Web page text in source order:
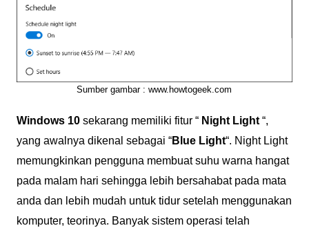
Sumber gambar : www.howtogeek.com
Windows 10sekarang memiliki fitur “Night Light“,
yang awalnya dikenal sebagai “Blue Light“. Night Light
memungkinkan pengguna membuat suhu warna hangat
pada malam hari sehingga lebih bersahabat pada mata
anda dan lebih mudah untuk tidur setelah menggunakan
komputer, teorinya. Banyak sistem operasi telah